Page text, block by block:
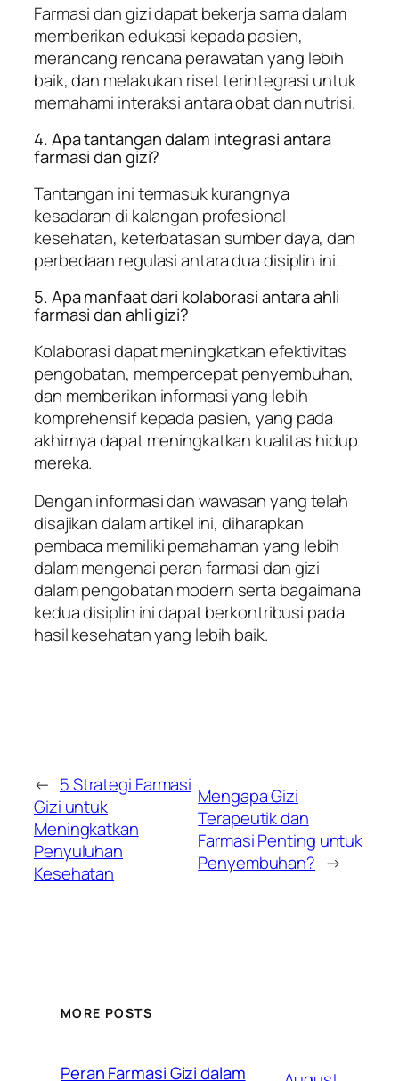
Farmasi dan gizi dapat bekerja sama dalam
memberikan edukasi kepada pasien,
merancang rencana perawatan yang lebih
baik, dan melakukan riset terintegrasi untuk
memahami interaksi antara obat dan nutrisi.
4. Apa tantangan dalam integrasi antara
farmasi dan gizi?
Tantangan ini termasuk kurangnya
kesadaran di kalangan profesional
kesehatan, keterbatasan sumber daya, dan
perbedaan regulasi antara dua disiplin ini.
5. Apa manfaat dari kolaborasi antara ahli
farmasi dan ahli gizi?
Kolaborasi dapat meningkatkan efektivitas
pengobatan, mempercepat penyembuhan,
dan memberikan informasi yang lebih
komprehensif kepada pasien, yang pada
akhirnya dapat meningkatkan kualitas hidup
mereka.
Dengan informasi dan wawasan yang telah
disajikan dalam artikel ini, diharapkan
pembaca memiliki pemahaman yang lebih
dalam mengenai peran farmasi dan gizi
dalam pengobatan modern serta bagaimana
kedua disiplin ini dapat berkontribusi pada
hasil kesehatan yang lebih baik.
← 5 Strategi Farmasi
Gizi untuk
Meningkatkan
Penyuluhan
Kesehatan
Mengapa Gizi
Terapeutik dan
Farmasi Penting untuk
Penyembuhan? →
MORE POSTS
Peran Farmasi Gizi dalam